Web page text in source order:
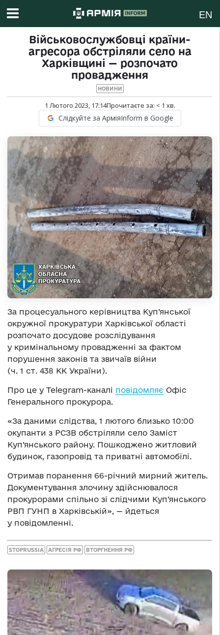
EN
Військовослужбовці країни-
агресора обстріляли село на
Харківщині — розпочато
провадження
НОВИНИ
1 Лютого 2023, 17:14Прочитаєте за: < 1 хв.
Слідкуйте за АрміяInform в Google
За процесуального керівництва Куп’янської
окружної прокуратури Харківської області
розпочато досудове розслідування
у кримінальному провадженні за фактом
порушення законів та звичаїв війни
(ч. 1 ст. 438 КК України).
Про це у Telegram-каналі повідомляє Офіс
Генерального прокурора.
«За даними слідства, 1 лютого близько 10:00
окупанти з РСЗВ обстріляли село Заміст
Куп’янського району. Пошкоджено житловий
будинок, газопровід та приватні автомобілі.
Отримав поранення 66-річний мирний житель.
Документування злочину здійснювалося
прокурорами спільно зі слідчими Куп’янського
РВП ГУНП в Харківській», — йдеться
у повідомленні.
STOPRUSSIA АГРЕСІЯ РФ ВТОРГНЕННЯ РФ